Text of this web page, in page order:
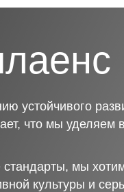
устойчивого
что мы уделяем
стандарты, мы
культуры и